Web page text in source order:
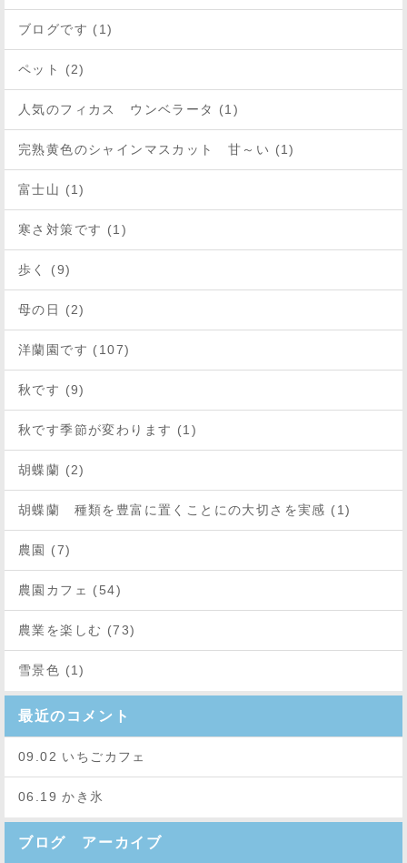
ブログです (1)
ペット (2)
人気のフィカス ウンベラータ (1)
完熟黄色のシャインマスカット 甘～い (1)
富士山 (1)
寒さ対策です (1)
歩く (9)
母の日 (2)
洋蘭園です (107)
秋です (9)
秋です季節が変わります (1)
胡蝶蘭 (2)
胡蝶蘭 種類を豊富に置くことにの大切さを実感 (1)
農園 (7)
農園カフェ (54)
農業を楽しむ (73)
雪景色 (1)
最近のコメント
09.02 いちごカフェ
06.19 かき氷
ブログ アーカイブ